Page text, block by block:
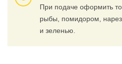
При подаче оформить
рыбы, помидором,
и зеленью.